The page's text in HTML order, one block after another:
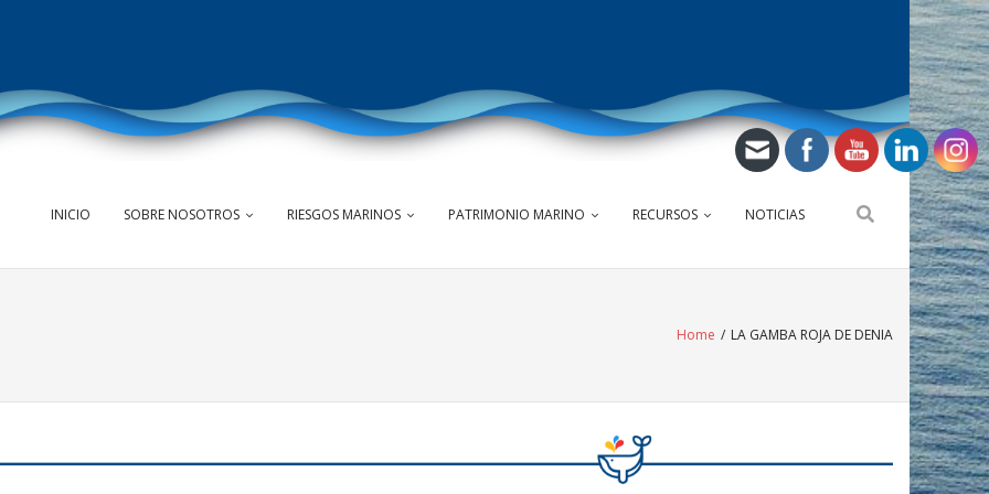
INICIO SOBRE NOSOTROS RIESGOS MARINOS PATRIMONIO MARINO RECURSOS NOTICIAS
Home / LA GAMBA ROJA DE DENIA